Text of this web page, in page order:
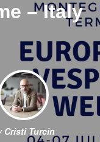
– Italy
Cristi Turcin